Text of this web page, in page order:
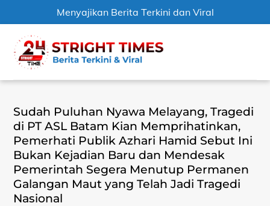
Menyajikan Berita Terkini dan Viral
content
Sudah Puluhan Nyawa Melayang, Tragedi
di PT ASL Batam Kian Memprihatinkan,
Pemerhati Publik Azhari Hamid Sebut Ini
Bukan Kejadian Baru dan Mendesak
Pemerintah Segera Menutup Permanen
Galangan Maut yang Telah Jadi Tragedi
Nasional